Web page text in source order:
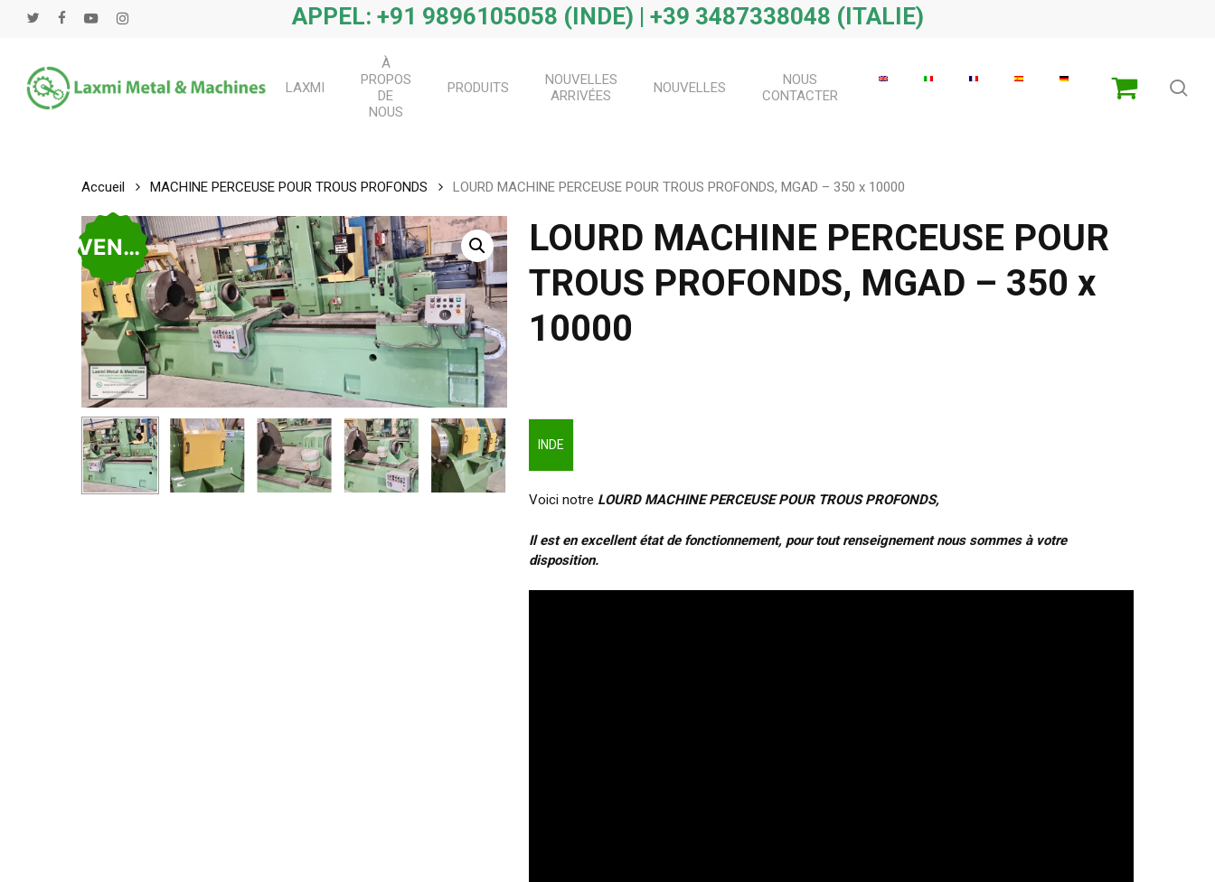
Passer
principal
TwitterFacebookYoutubeInstagram APPEL: +91 9896105058 (INDE) | +39 3487338048 (ITALIE)
LAXMI
À
PROPOS
DE
NOUS
PRODUITS
NOUVELLES
ARRIVÉES
NOUVELLES
NOUS
CONTACTER
Accueil MACHINE PERCEUSE POUR TROUS PROFONDS LOURD MACHINE PERCEUSE POUR TROUS PROFONDS, MGAD – 350 x 10000
VENDU
LOURD MACHINE PERCEUSE POUR
TROUS PROFONDS, MGAD – 350 x
10000
INDE
Voici notre LOURD MACHINE PERCEUSE POUR TROUS PROFONDS,
Il est en excellent état de fonctionnement, pour tout renseignement nous sommes à votre
disposition.